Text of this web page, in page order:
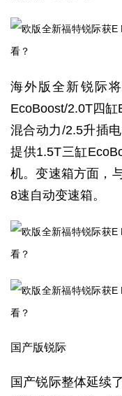
海外版全新锐际
EcoBoost/2.0T四
混合动力/2.5升插
提供1.5T三缸
机。变速箱方面，
8速自动变速箱。
国产版锐际
国产锐际整体延续